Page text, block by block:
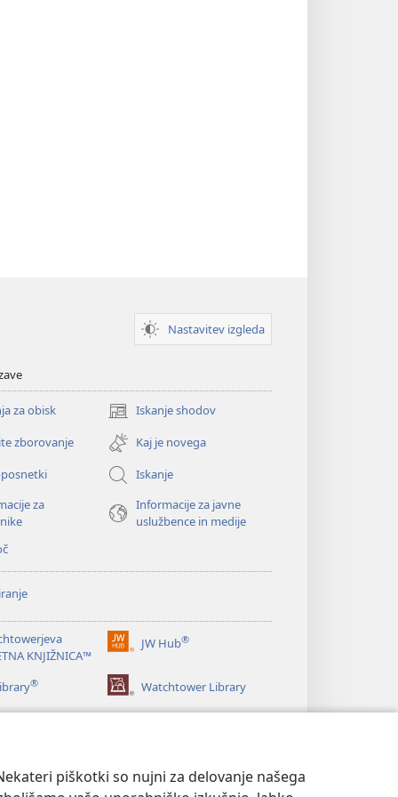
piškotki so nujni za delovanje našega
Nastavitev izgleda
za obisk Iskanje shodov
(odpre
novo
okno)
zborovanje
Kaj je novega
Iskanje
za
Informacije za javne
uslužbence in medije
KNJIŽNICA™
JW Hub®
(odpre
okno)
® Watchtower Library